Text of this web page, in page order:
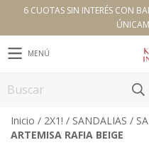
6 CUOTAS SIN INTERÉS CON
MENÚ
Inicio / 2X1! / SANDALIAS /
ARTEMISA RAFIA BEIGE